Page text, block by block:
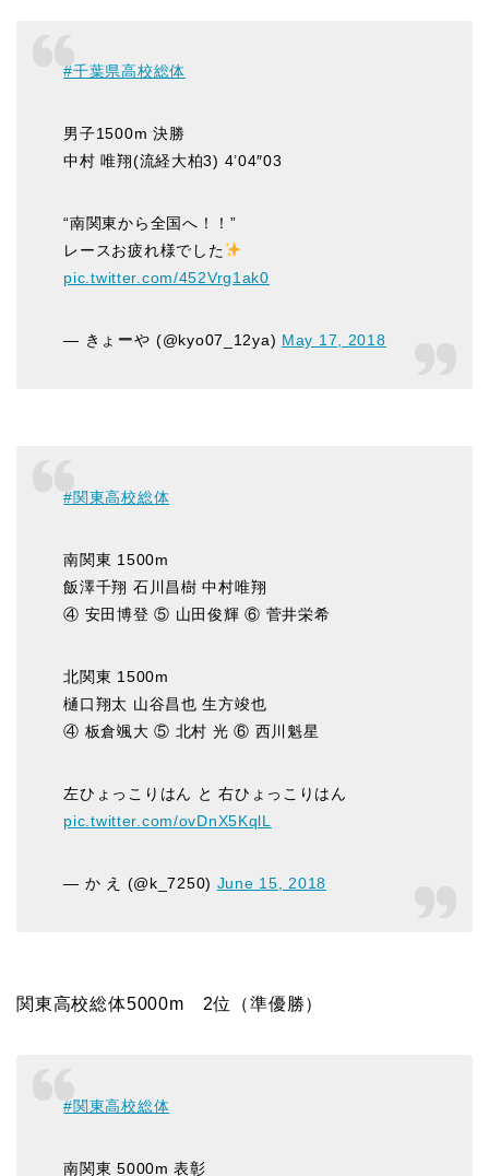
#千葉県高校総体
男子1500m 決勝
中村 唯翔(流経大柏3) 4’04″03
“南関東から全国へ！！”
レースお疲れ様でした
pic.twitter.com/452Vrg1ak0
— きょ や (@kyo07_12ya) May 17, 2018
#関東高校総体
南関東 1500m
飯澤千翔 石川昌樹 中村唯翔
④ 安田博登 ⑤ 山田俊輝 ⑥ 菅井栄希
北関東 1500m
樋口翔太 山谷昌也 生方竣也
④ 板倉颯大 ⑤ 北村 光 ⑥ 西川魁星
左ひょっこりはん と 右ひょっこりはん
pic.twitter.com/ovDnX5KqlL
— か え (@k_7250) June 15, 2018
関東高校総体5000m 2位（準優勝）
#関東高校総体
南関東 5000m 表彰